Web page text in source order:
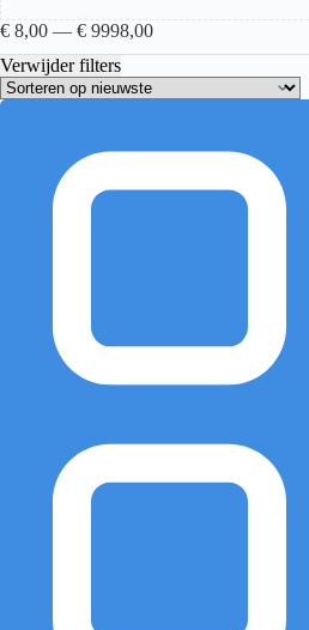
€ 8,00 — € 9998,00
Verwijder filters